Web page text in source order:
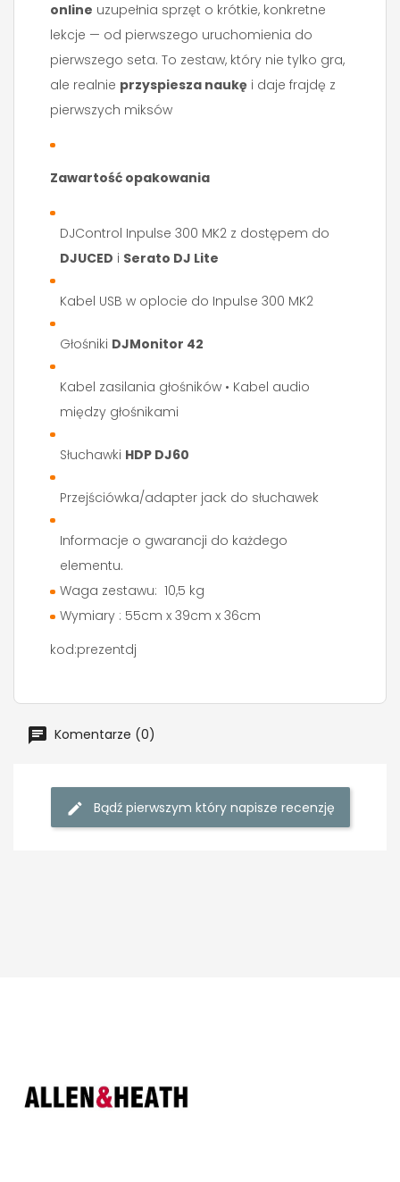
online uzupełnia sprzęt o krótkie, konkretne
lekcje — od pierwszego uruchomienia do
pierwszego seta. To zestaw, który nie tylko gra,
ale realnie przyspiesza naukę i daje frajdę z
pierwszych miksów
Zawartość opakowania
DJControl Inpulse 300 MK2 z dostępem do
DJUCED i Serato DJ Lite
Kabel USB w oplocie do Inpulse 300 MK2
Głośniki DJMonitor 42
Kabel zasilania głośników • Kabel audio
między głośnikami
Słuchawki HDP DJ60
Przejściówka/adapter jack do słuchawek
Informacje o gwarancji do każdego
elementu.
Waga zestawu: 10,5 kg
Wymiary : 55cm x 39cm x 36cm
kod:prezentdj
Komentarze (0)
Bądź pierwszym który napisze recenzję